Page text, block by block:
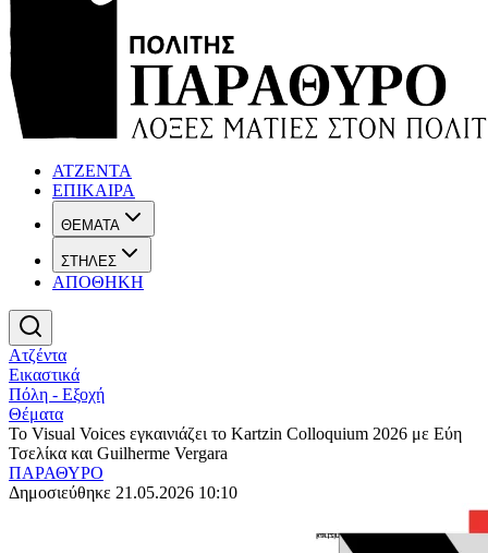
ΑΤΖΕΝΤΑ
ΕΠΙΚΑΙΡΑ
ΘΕΜΑΤΑ
ΣΤΗΛΕΣ
ΑΠΟΘΗΚΗ
Ατζέντα
Εικαστικά
Πόλη - Εξοχή
Θέματα
Το Visual Voices εγκαινιάζει το Kartzin Colloquium 2026 με Εύη
Τσελίκα και Guilherme Vergara
ΠΑΡΑΘΥΡΟ
Δημοσιεύθηκε 21.05.2026 10:10